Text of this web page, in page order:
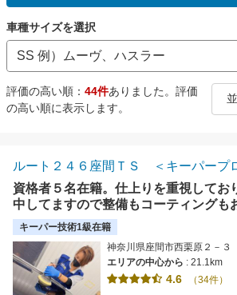
車種サイズを選択
評価の高い順： 44件ありました。評価
の高い順に表示します。
評
ルート２４６座間ＴＳ ＜キーパープ
資格者５名在籍。仕上りを重視してお
中してますので整備もコーティング
キーパー技術1級在籍
神奈川県座間市西栗原２－３
エリアの中心から : 21.1km
4.6 （34件）